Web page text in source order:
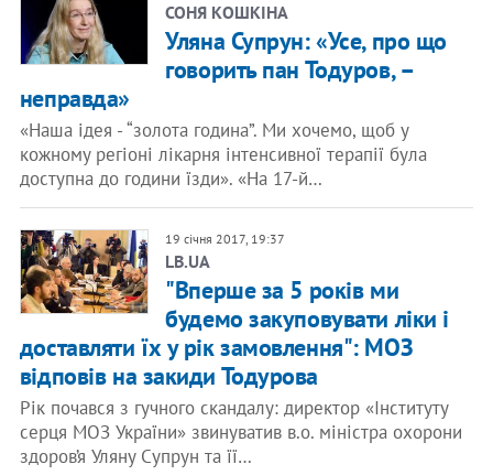
СОНЯ КОШКІНА
​Уляна Супрун: «Усе, про що
говорить пан Тодуров, –
неправда»
«Наша ідея - “золота година”. Ми хочемо, щоб у
кожному регіоні лікарня інтенсивної терапії була
доступна до години їзди». «На 17-й…
19 січня 2017, 19:37
LB.UA
"Вперше за 5 років ми
будемо закуповувати ліки і
доставляти їх у рік замовлення": МОЗ
відповів на закиди Тодурова
Рік почався з гучного скандалу: директор «Інституту
серця МОЗ України» звинуватив в.о. міністра охорони
здоров’я Уляну Супрун та її…